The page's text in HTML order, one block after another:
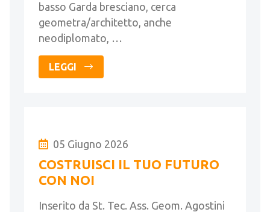
basso Garda bresciano, cerca
geometra/architetto, anche
neodiplomato, …
LEGGI
05 Giugno 2026
COSTRUISCI IL TUO FUTURO
CON NOI
Inserito da St. Tec. Ass. Geom. Agostini